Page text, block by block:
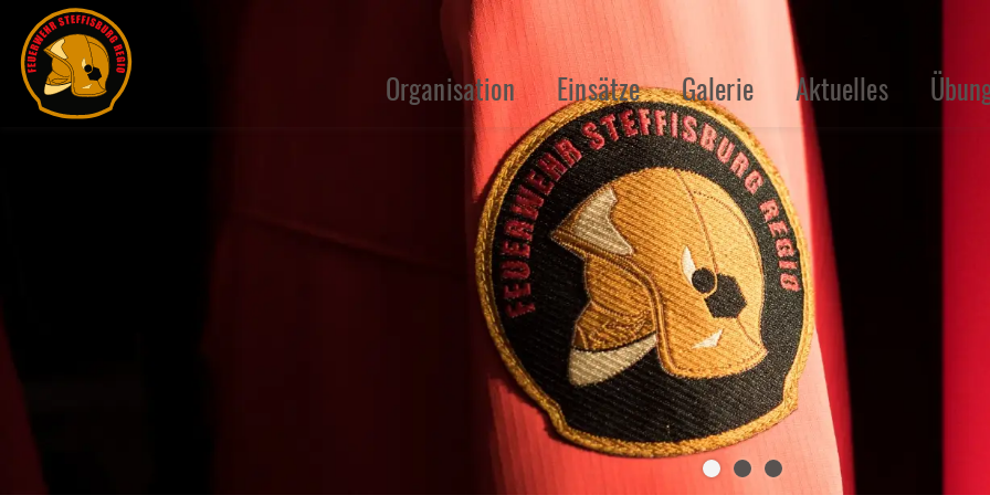
Organisation Einsätze Galerie Aktuelles